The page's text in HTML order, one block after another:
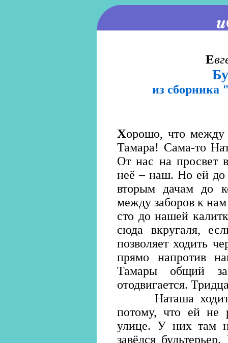
Е
из сборника
Хорошо, что
Тамара! Сама-то
От нас на просвет
неё – наш. Но ей до
вторым дачам до
между заборов к
сто до нашей
сюда вкругаля,
позволяет ходить
прямо напротив
Тамары общий
отодвигается.
Наташа ходит
потому, что ей не
улице. У них там
завёлся